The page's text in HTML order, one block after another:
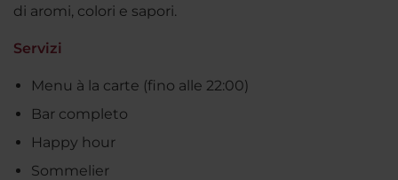
di aromi, colori e sapori.
Servizi
Menu à la carte (fino alle 22:00)
Bar completo
Happy hour
Sommelier